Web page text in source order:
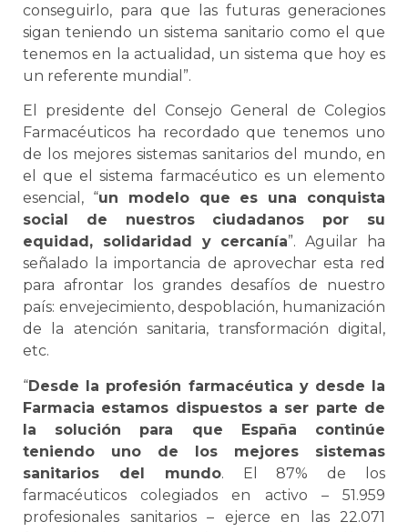
conseguirlo, para que las futuras generaciones
sigan teniendo un sistema sanitario como el que
tenemos en la actualidad, un sistema que hoy es
un referente mundial”.
El presidente del Consejo General de Colegios
Farmacéuticos ha recordado que tenemos uno
de los mejores sistemas sanitarios del mundo, en
el que el sistema farmacéutico es un elemento
esencial, “un modelo que es una conquista
social de nuestros ciudadanos por su
equidad, solidaridad y cercanía”. Aguilar ha
señalado la importancia de aprovechar esta red
para afrontar los grandes desafíos de nuestro
país: envejecimiento, despoblación, humanización
de la atención sanitaria, transformación digital,
etc.
“Desde la profesión farmacéutica y desde la
Farmacia estamos dispuestos a ser parte de
la solución para que España continúe
teniendo uno de los mejores sistemas
sanitarios del mundo. El 87% de los
farmacéuticos colegiados en activo – 51.959
profesionales sanitarios – ejerce en las 22.071